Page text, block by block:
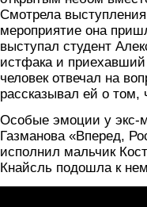
Смотрела
мероприятие она
выступал студент
истфака и
человек отвечал на
рассказывал ей о том,
Особые эмоции у экс-
Газманова «Вперед,
исполнил мальчик
Кнайсль подошла к